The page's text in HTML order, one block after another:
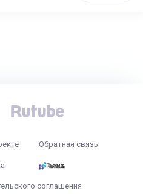
Обратная связь
соглашения